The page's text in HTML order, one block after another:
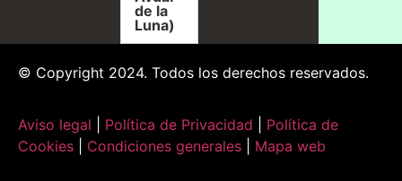
de la
Luna)
© Copyright 2024. Todos los derechos reservados.
Aviso legal Política de Privacidad
Política de
Cookies
Condiciones generales Mapa web